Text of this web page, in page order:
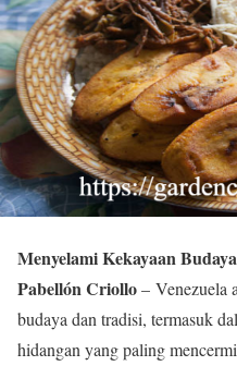
Menyelami Kekayaan
Pabellón Criollo– Venezuela
budaya dan tradisi, termasuk
hidangan yang paling